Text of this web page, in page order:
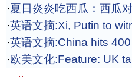
·夏日炎炎吃西瓜：西瓜
·英语文摘:Xi, Putin to
·英语文摘:China hits
·欧美文化:Feature: UK